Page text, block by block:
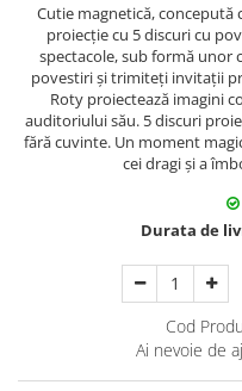
Cutie magnetică, concepută
proiecție cu 5 discuri cu
spectacole, sub formă unor
povestiri și trimiteți invitații
Roty proiectează imagini
auditoriului său. 5 discuri
fără cuvinte. Un moment
cei dragi și a
Durata de
Cod
Ai nevoie de